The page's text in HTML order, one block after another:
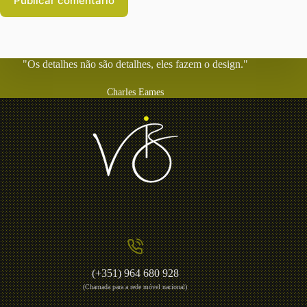
"Os detalhes não são detalhes, eles fazem o design."
Charles Eames
(+351) 964 680 928
(Chamada para a rede móvel nacional)